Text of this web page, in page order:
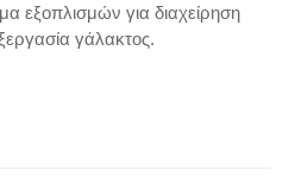
εξοπλισμών για διαχείρηση
γάλακτος.